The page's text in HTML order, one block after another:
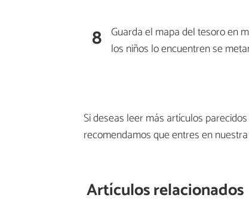
8 Guarda el mapa del tesoro en
los niños lo encuentren se
Si deseas leer más artículos
recomendamos que entres en
Artículos relacionados